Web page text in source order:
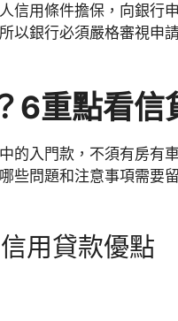
信用條件擔保，向銀行
以銀行必須嚴格審視申
6重點看信
的入門款，不須有房有
些問題和注意事項需要
用貸款優點